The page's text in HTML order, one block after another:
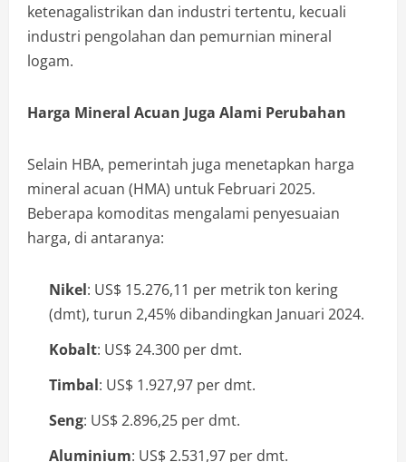
ketenagalistrikan dan industri tertentu, kecuali
industri pengolahan dan pemurnian mineral
logam.
Harga Mineral Acuan Juga Alami Perubahan
Selain HBA, pemerintah juga menetapkan harga
mineral acuan (HMA) untuk Februari 2025.
Beberapa komoditas mengalami penyesuaian
harga, di antaranya:
Nikel: US$ 15.276,11 per metrik ton kering
(dmt), turun 2,45% dibandingkan Januari 2024.
Kobalt: US$ 24.300 per dmt.
Timbal: US$ 1.927,97 per dmt.
Seng: US$ 2.896,25 per dmt.
Aluminium: US$ 2.531,97 per dmt.